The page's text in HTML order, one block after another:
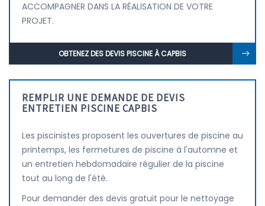
ACCOMPAGNER DANS LA RÉALISATION DE VOTRE
PROJET.
OBTENEZ DES DEVIS PISCINE À CAPBIS
REMPLIR UNE DEMANDE DE DEVIS
ENTRETIEN PISCINE CAPBIS
Les piscinistes proposent les ouvertures de piscine au
printemps, les fermetures de piscine à l'automne et
un entretien hebdomadaire régulier de la piscine
tout au long de l'été.
Pour demander des devis gratuit pour le nettoyage